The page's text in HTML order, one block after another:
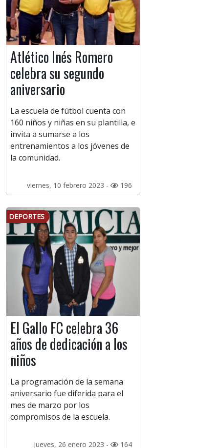
Atlético Inés Romero
celebra su segundo
aniversario
La escuela de fútbol cuenta con
160 niños y niñas en su plantilla, e
invita a sumarse a los
entrenamientos a los jóvenes de
la comunidad.
viernes, 10 febrero 2023 - 196
DEPORTES
El Gallo FC celebra 36
años de dedicación a los
niños
La programación de la semana
aniversario fue diferida para el
mes de marzo por los
compromisos de la escuela.
jueves, 26 enero 2023 - 164